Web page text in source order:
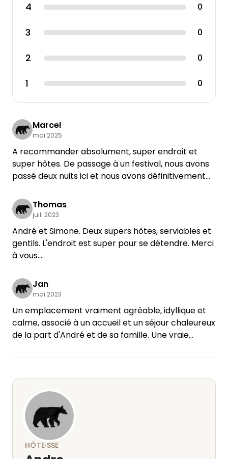
4 0
3 0
2 0
1 0
Marcel
mai 2025
A recommander absolument, super endroit et
super hôtes. De passage à un festival, nous avons
passé deux nuits ici et nous avons définitivement
camping-car, nous avons pu trouver des places
pour dormir à l'extérieur et au moins l'un d'entre
nous a osé se jeter dans le lac.
Le soir, nous avons pu terminer la journée autour
d'une bière dans le brasero mis à disposition.
Librement inspiré de Peter Fox : "et au bout de la
encore à Andre et Simone !
Thomas
juil. 2023
André et Simone. Deux supers hôtes, serviables et
gentils. L'endroit est super pour se détendre. Merci
à vous.
Jan
mai 2023
Un emplacement vraiment agréable, idyllique et
calme, associé à un accueil et un séjour chaleureux
de la part d'André et de sa famille. Une vraie
HÔTE·SSE